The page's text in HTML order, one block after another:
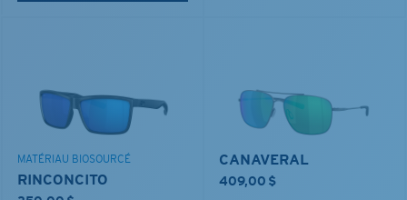
MATÉRIAU BIOSOURCÉ
RINCONCITO
CANAVERAL
409,00 $